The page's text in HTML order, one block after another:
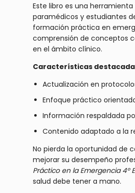
Este libro es una
paramédicos y estudiantes
formación práctica en
comprensión de conceptos
en el ámbito clínico.
Características
Actualización en
Enfoque práctico
Información respaldada
Contenido adaptado a la
No pierda la oportunidad de
mejorar su desempeño
Práctico en la Emergencia 4º
salud debe tener a mano.